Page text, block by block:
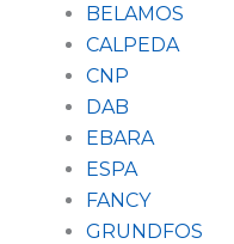
BELAMOS
CALPEDA
CNP
DAB
EBARA
ESPA
FANCY
GRUNDFOS